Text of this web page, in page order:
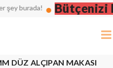
burada! Bütçenizi
DÜZ ALÇIPAN MAKASI